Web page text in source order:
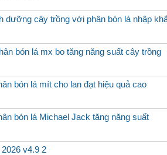
dưỡng cây trồng với phân bón lá nhập
bón lá mx bo tăng năng suất cây trồng
bón lá mít cho lan đạt hiệu quả cao
bón lá Michael Jack tăng năng suất
v4.9 2